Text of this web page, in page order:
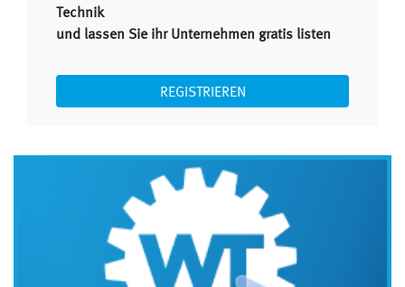
Technik
und lassen Sie ihr Unternehmen gratis listen
REGISTRIEREN